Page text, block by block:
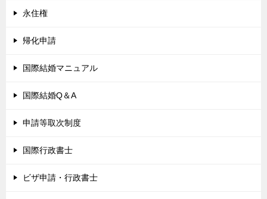
永住権
帰化申請
国際結婚マニュアル
国際結婚Q＆A
申請等取次制度
国際行政書士
ビザ申請・行政書士